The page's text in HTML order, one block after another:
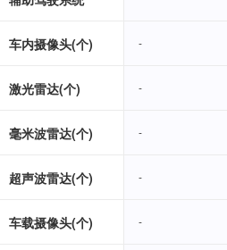
车内摄像头(个) -
激光雷达(个) -
毫米波雷达(个) -
超声波雷达(个) -
车载摄像头(个) -
-
-
-
-
-